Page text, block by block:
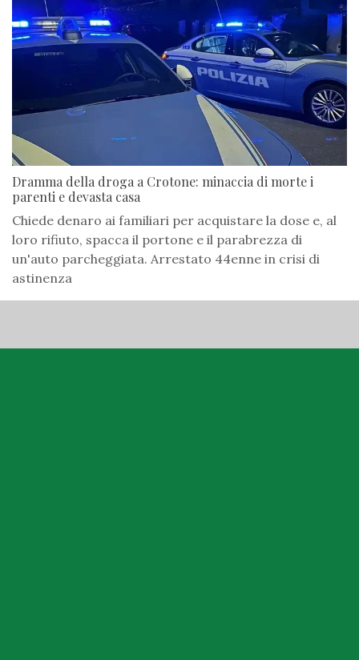
Dramma della droga a Crotone: minaccia di morte i
parenti e devasta casa
Chiede denaro ai familiari per acquistare la dose e, al
loro rifiuto, spacca il portone e il parabrezza di
un'auto parcheggiata. Arrestato 44enne in crisi di
astinenza